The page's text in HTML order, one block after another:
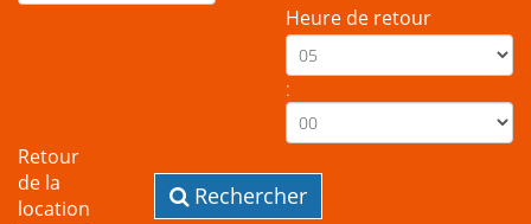
Heure de retour
:
Retour
de la
location
Rechercher